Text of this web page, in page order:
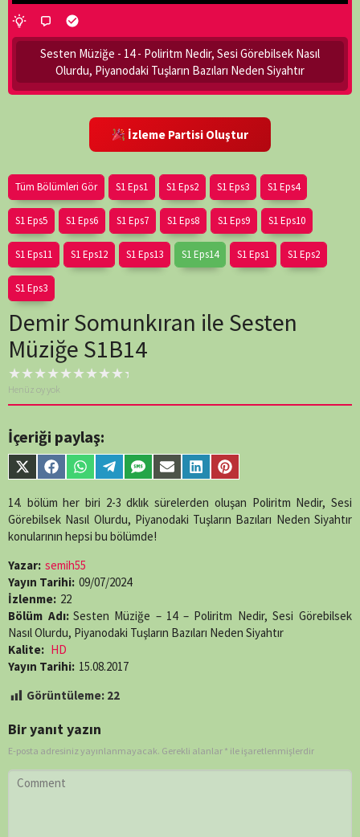
Sesten Müziğe - 14 - Poliritm Nedir, Sesi Görebilsek Nasıl
Olurdu, Piyanodaki Tuşların Bazıları Neden Siyahtır
İzleme Partisi Oluştur
Tüm Bölümleri Gör S1 Eps1 S1 Eps2 S1 Eps3 S1 Eps4
S1 Eps5 S1 Eps6 S1 Eps7 S1 Eps8 S1 Eps9 S1 Eps10
S1 Eps11 S1 Eps12 S1 Eps13 S1 Eps14 S1 Eps1 S1 Eps2
S1 Eps3
Demir Somunkıran ile Sesten
Müziğe S1B14
Henüz oy yok
İçeriği paylaş:
Share
on
X
(Twitter)
Share
on
Facebook
Share
on
WhatsApp
Share
on
Telegram
Share
on
SMS
Share
on
Email
Share
on
LinkedIn
Share
on
Pinterest
14. bölüm her biri 2-3 dklık sürelerden oluşan Poliritm Nedir, Sesi
Görebilsek Nasıl Olurdu, Piyanodaki Tuşların Bazıları Neden Siyahtır
konularının hepsi bu bölümde!
Yazar: semih55
Yayın Tarihi: 09/07/2024
İzlenme: 22
Bölüm Adı: Sesten Müziğe – 14 – Poliritm Nedir, Sesi Görebilsek
Nasıl Olurdu, Piyanodaki Tuşların Bazıları Neden Siyahtır
Kalite: HD
Yayın Tarihi: 15.08.2017
Görüntüleme: 22
Bir yanıt yazın
E-posta adresiniz yayınlanmayacak. Gerekli alanlar * ile işaretlenmişlerdir